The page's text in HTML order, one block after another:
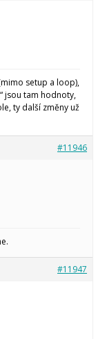
setup a loop),
jsou tam hodnoty,
ty další změny už
#11946
#11947